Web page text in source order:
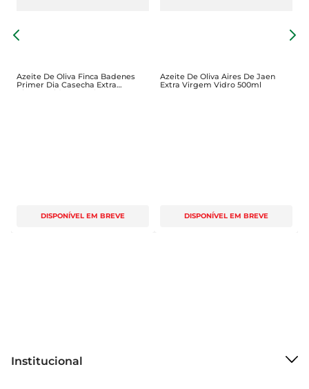
Azeite De Oliva Finca Badenes
Primer Dia Casecha Extra
Virgem Vidro 500ml
DISPONÍVEL EM BREVE
Azeite De Oliva Aires De Jaen
Extra Virgem Vidro 500ml
DISPONÍVEL EM BREVE
Institucional